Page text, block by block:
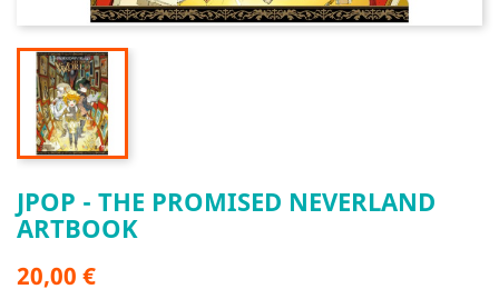
JPOP - THE PROMISED NEVERLAND
ARTBOOK
20,00 €